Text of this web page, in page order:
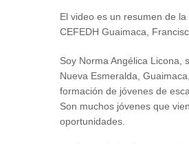
El video es un resumen de
CEFEDH Guaimaca,
Soy Norma Angélica Licona,
Nueva Esmeralda,
formación de jóvenes de
Son muchos jóvenes que
oportunidades.